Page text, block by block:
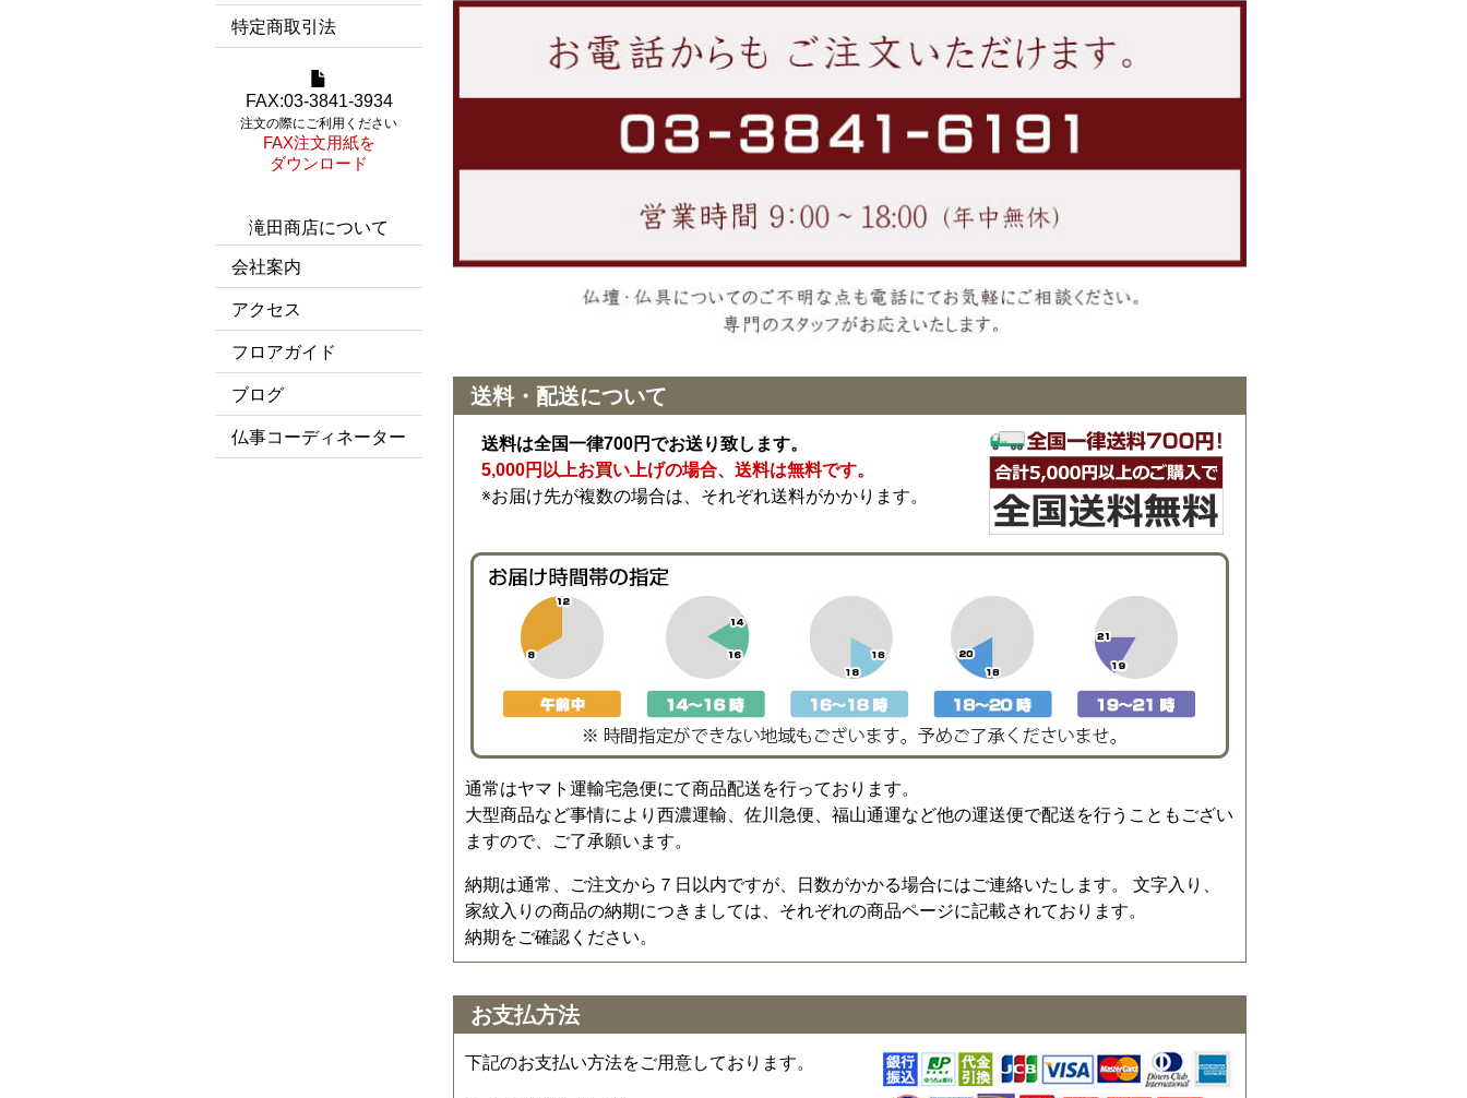
送料・配送について
送料は全国一律700円でお送り致します。
5,000円以上お買い上げの場合、送料は無料です。
※お届け先が複数の場合は、それぞれ送料がかかります。
通常はヤマト運輸宅急便にて商品配送を行っております。
大型商品など事情により西濃運輸、佐川急便、福山通運など他の運送便で配送を行うこともござい
ますので、ご了承願います。
納期は通常、ご注文から７日以内ですが、日数がかかる場合にはご連絡いたします。 文字入り、
家紋入りの商品の納期につきましては、それぞれの商品ページに記載されております。
納期をご確認ください。
お支払方法
下記のお支払い方法をご用意しております。
特定商取引法
FAX:03-3841-3934
注文の際にご利用ください
FAX注文用紙を
ダウンロード
滝田商店について
会社案内
アクセス
フロアガイド
ブログ
仏事コーディネーター